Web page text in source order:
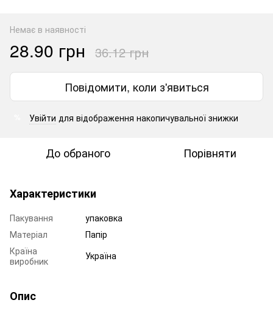
Немає в наявності
28.90 грн 36.12 грн
Повідомити, коли з'явиться
Увійти для відображення накопичувальної знижки
До обраного Порівняти
Характеристики
Пакування
упаковка
Матеріал
Папір
Країна
виробник
Україна
Опис